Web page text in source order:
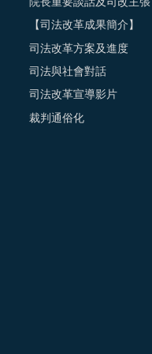
院長重要談話及司改主張
【司法改革成果簡介】
司法改革方案及進度
司法與社會對話
司法改革宣導影片
裁判通俗化